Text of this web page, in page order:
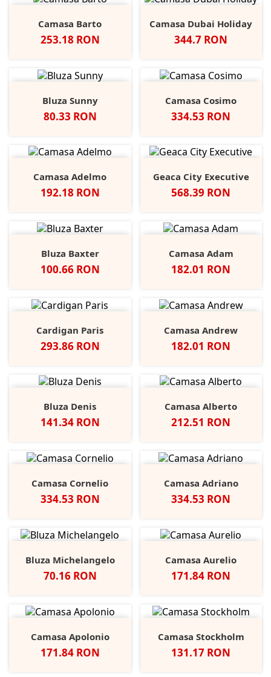
Camasa Barto
Pret
253.18 RON
Camasa Dubai Holiday
Pret
344.7 RON
Bluza Sunny
Pret
80.33 RON
Camasa Cosimo
Pret
334.53 RON
Camasa Adelmo
Pret
192.18 RON
Geaca City Executive
Pret
568.39 RON
Bluza Baxter
Pret
100.66 RON
Camasa Adam
Pret
182.01 RON
Cardigan Paris
Pret
293.86 RON
Camasa Andrew
Pret
182.01 RON
Bluza Denis
Pret
141.34 RON
Camasa Alberto
Pret
212.51 RON
Camasa Cornelio
Pret
334.53 RON
Camasa Adriano
Pret
334.53 RON
Bluza Michelangelo
Pret
70.16 RON
Camasa Aurelio
Pret
171.84 RON
Camasa Apolonio
Pret
171.84 RON
Camasa Stockholm
Pret
131.17 RON